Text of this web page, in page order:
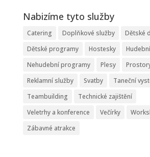
Nabizíme tyto služby
Catering Doplňkové služby
Dětské
Dětské programy
Hostesky
Nehudební programy
Plesy
Reklamní služby
Svatby
Taneční
Teambuilding
Technické zajištění
Veletrhy a konference
Večírky
Zábavné atrakce